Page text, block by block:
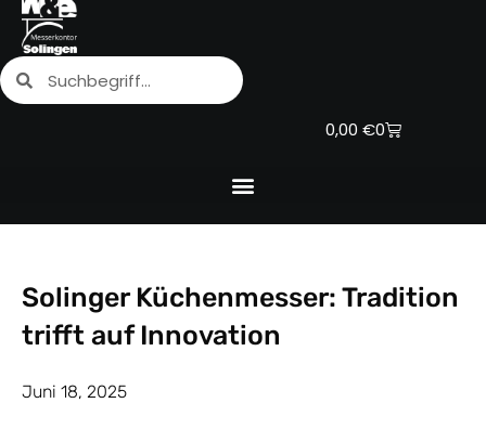
Zum
Inhalt
springen
SucheSuche
0,00 €0
Warenkorb
Solinger Küchenmesser: Tradition
trifft auf Innovation
Juni 18, 2025